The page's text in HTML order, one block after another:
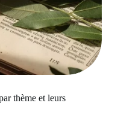
thème et leurs